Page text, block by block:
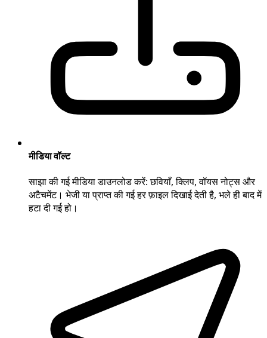
मीडिया वॉल्ट
साझा की गई मीडिया डाउनलोड करें: छवियाँ, क्लिप, वॉयस नोट्स और
अटैचमेंट। भेजी या प्राप्त की गई हर फ़ाइल दिखाई देती है, भले ही बाद में
हटा दी गई हो।